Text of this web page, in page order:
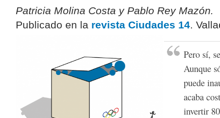
Patricia Molina Costa y Pablo Rey Mazón.
Publicado en la revista Ciudades 14.
Pero sí,
Aunque
puede
acaba
invertir